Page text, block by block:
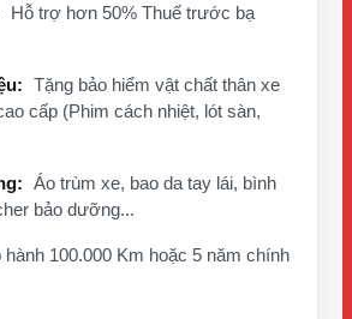
Hỗ trợ hơn 50% Thuế trước bạ
Tặng bảo hiểm vật chất thân xe
cấp (Phim cách nhiệt, lót sàn,
Áo trùm xe, bao da tay lái, bình
bảo dưỡng...
hành 100.000 Km hoặc 5 năm chính